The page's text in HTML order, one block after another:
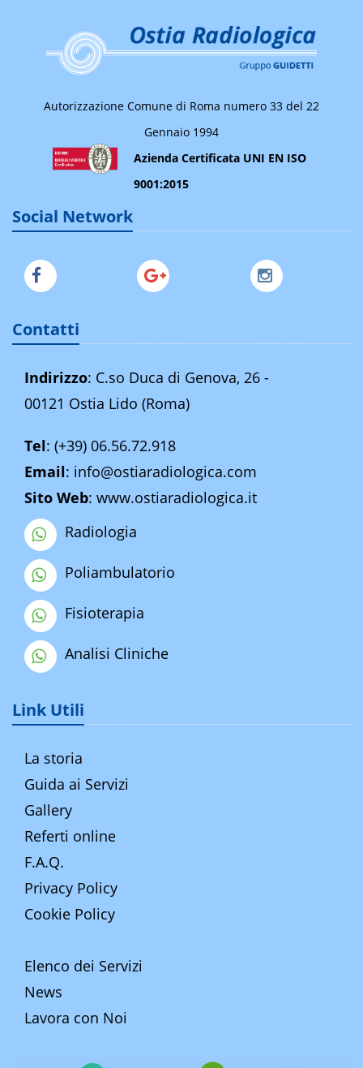
Autorizzazione Comune di Roma numero 33 del 22
Gennaio 1994
Azienda Certificata UNI EN ISO
9001:2015
Social Network
Contatti
Indirizzo: C.so Duca di Genova, 26 -
00121 Ostia Lido (Roma)
Tel: (+39) 06.56.72.918
Email: info@ostiaradiologica.com
Sito Web: www.ostiaradiologica.it
Radiologia
Poliambulatorio
Fisioterapia
Analisi Cliniche
Link Utili
La storia
Guida ai Servizi
Gallery
Referti online
F.A.Q.
Privacy Policy
Cookie Policy
Elenco dei Servizi
News
Lavora con Noi